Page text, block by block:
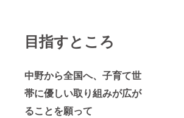
目指すところ
中野から全国へ、子育て世
帯に優しい取り組みが広が
ることを願って